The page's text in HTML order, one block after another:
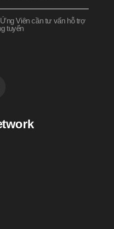
Viên cần tư vấn hỗ trợ
tuyển